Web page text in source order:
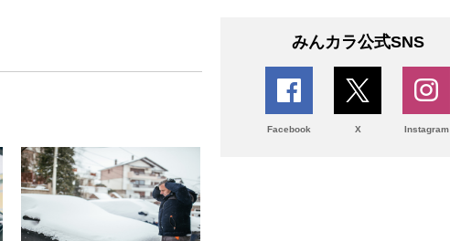
みんカラ公式SNS
Facebook X Instagram